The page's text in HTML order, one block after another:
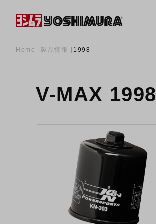
Home 製品情報 1998
V-MAX